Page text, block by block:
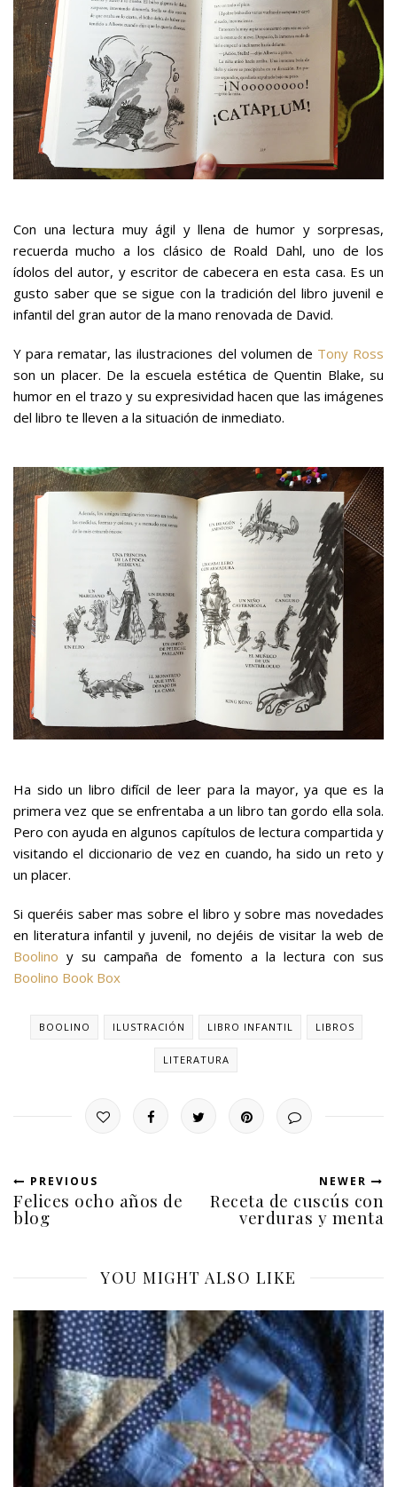
Con una lectura muy ágil y llena de humor y sorpresas,
recuerda mucho a los clásico de Roald Dahl, uno de los
ídolos del autor, y escritor de cabecera en esta casa. Es un
gusto saber que se sigue con la tradición del libro juvenil e
infantil del gran autor de la mano renovada de David.
Y para rematar, las ilustraciones del volumen de Tony Ross
son un placer. De la escuela estética de Quentin Blake, su
humor en el trazo y su expresividad hacen que las imágenes
del libro te lleven a la situación de inmediato.
Ha sido un libro difícil de leer para la mayor, ya que es la
primera vez que se enfrentaba a un libro tan gordo ella sola.
Pero con ayuda en algunos capítulos de lectura compartida y
visitando el diccionario de vez en cuando, ha sido un reto y
un placer.
Si queréis saber mas sobre el libro y sobre mas novedades
en literatura infantil y juvenil, no dejéis de visitar la web de
Boolino y su campaña de fomento a la lectura con sus
Boolino Book Box
BOOLINO ILUSTRACIÓN LIBRO INFANTIL LIBROS
LITERATURA
PREVIOUS
Felices ocho años de
blog
NEWER
Receta de cuscús con
verduras y menta
YOU MIGHT ALSO LIKE